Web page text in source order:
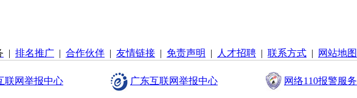
| 排名推广 | 合作伙伴 | 友情链接 | 免责声明 | 人才招聘 | 联系方式 | 网站地图
联网举报中心 广东互联网举报中心 网络110报警服务